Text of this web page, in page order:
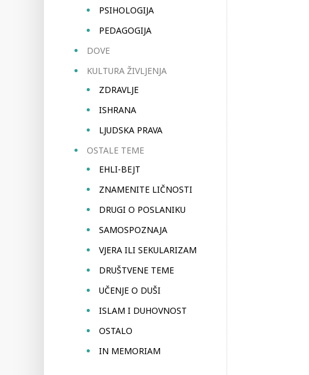
PSIHOLOGIJA
PEDAGOGIJA
DOVE
KULTURA ŽIVLJENJA
ZDRAVLJE
ISHRANA
LJUDSKA PRAVA
OSTALE TEME
EHLI-BEJT
ZNAMENITE LIČNOSTI
DRUGI O POSLANIKU
SAMOSPOZNAJA
VJERA ILI SEKULARIZAM
DRUŠTVENE TEME
UČENJE O DUŠI
ISLAM I DUHOVNOST
OSTALO
IN MEMORIAM